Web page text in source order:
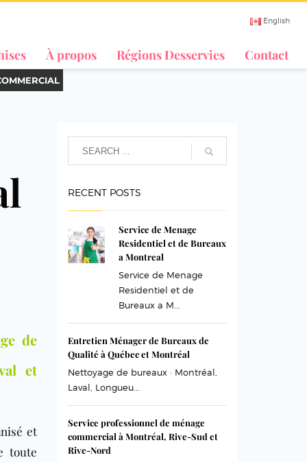
English
À propos Régions Desservies Contact
de
et
et
toute
RECENT POSTS
Service de Menage
Residentiel et de Bureaux
a Montreal
Service de Menage
Residentiel et de
Bureaux a M...
Entretien Ménager de Bureaux de
Qualité à Québec et Montréal
Nettoyage de bureaux · Montréal,
Laval, Longueu...
Service professionnel de ménage
commercial à Montréal, Rive-Sud et
Rive-Nord